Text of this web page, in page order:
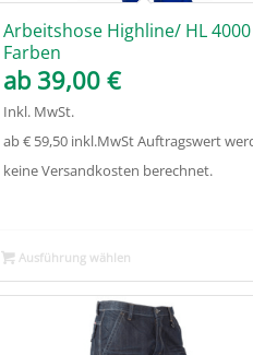
Arbeitshose Highline/ HL
Farben
ab 39,00 €
Inkl. MwSt.
ab € 59,50 inkl.MwSt Auftragswert
keine Versandkosten berechnet.
Ausführung wählen